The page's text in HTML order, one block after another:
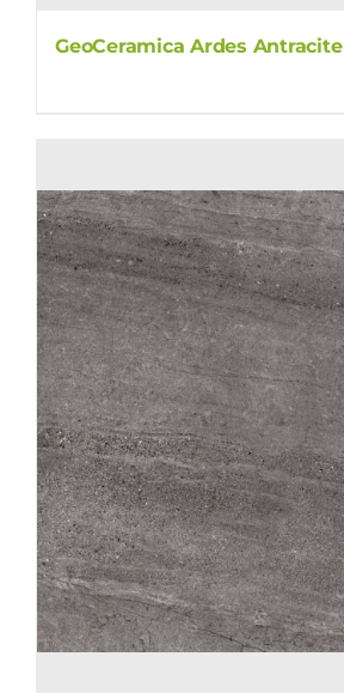
GeoCeramica Ardes Antracite